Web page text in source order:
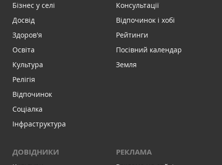
Бізнес у селі
Досвід
Здоров'я
Освіта
Культура
Релігія
Відпочинок
Соціалка
Інфраструктура
Консультації
Відпочинок і хобі
Рейтинги
Посівний календар
Земля
ДОВІДНИКИ РЕКЛАМА